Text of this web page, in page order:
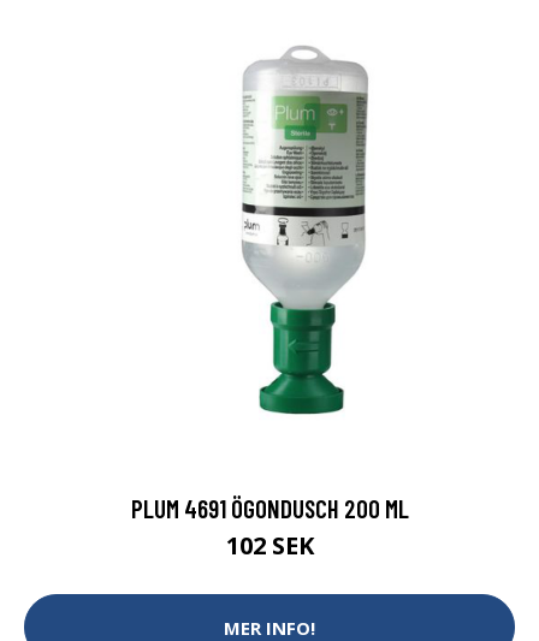
PLUM 4691 ÖGONDUSCH 200 ML
102 SEK
MER INFO!